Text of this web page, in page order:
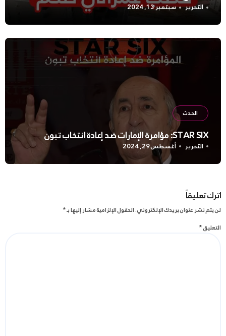
التحرير سبتمبر 13, 2024
الحدث
STAR SIX: مؤامرة الإمارات ضد إعادة انتخاب تبون
التحرير أغسطس 29, 2024
اترك تعليقاً
لن يتم نشر عنوان بريدك الإلكتروني.الحقول الإلزامية مشار إليها بـ*
التعليق*